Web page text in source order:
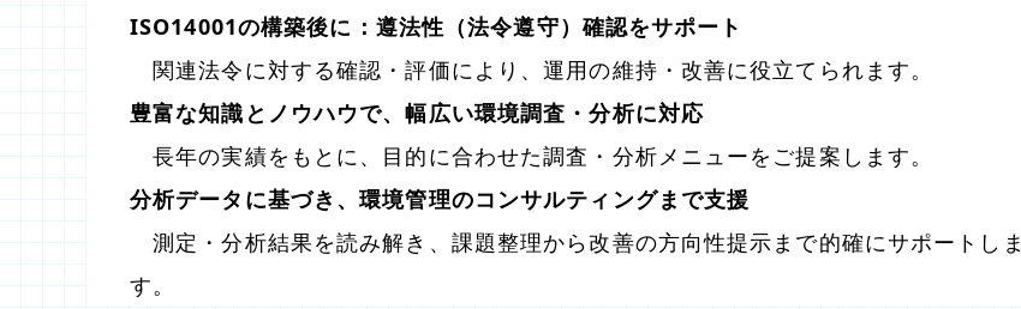
ISO14001の構築後に：遵法性（法令遵守）確認をサポート
関連法令に対する確認・評価により、運用の維持・改善に役立てられます。
豊富な知識とノウハウで、幅広い環境調査・分析に対応
長年の実績をもとに、目的に合わせた調査・分析メニューをご提案します。
分析データに基づき、環境管理のコンサルティングまで支援
測定・分析結果を読み解き、課題整理から改善の方向性提示まで的確にサポートしま
す。